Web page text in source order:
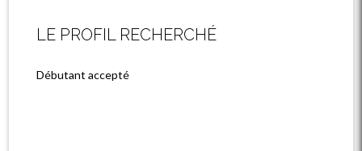
LE PROFIL RECHERCHÉ
Débutant accepté